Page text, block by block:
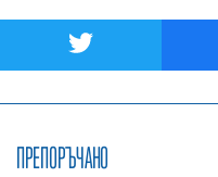
ПРЕПОРЪЧАНО